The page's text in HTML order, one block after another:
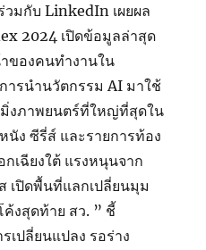
มกับ LinkedIn เผยผล
2024 เปิดข้อมูลล่าสุด
ของคนทำงานใน
ารนำนวัตกรรม AI มาใช้
งภาพยนตร์ที่ใหญ่ที่สุดใน
นัง ซีรี่ส์ และรายการท้อง
เฉียงใต้ แรงหนุนจาก
เปิดพื้นที่แลกเปลี่ยนมุม
งสุดท้าย สว. ” ชี้
ปลี่ยนแปลง รอร่าง